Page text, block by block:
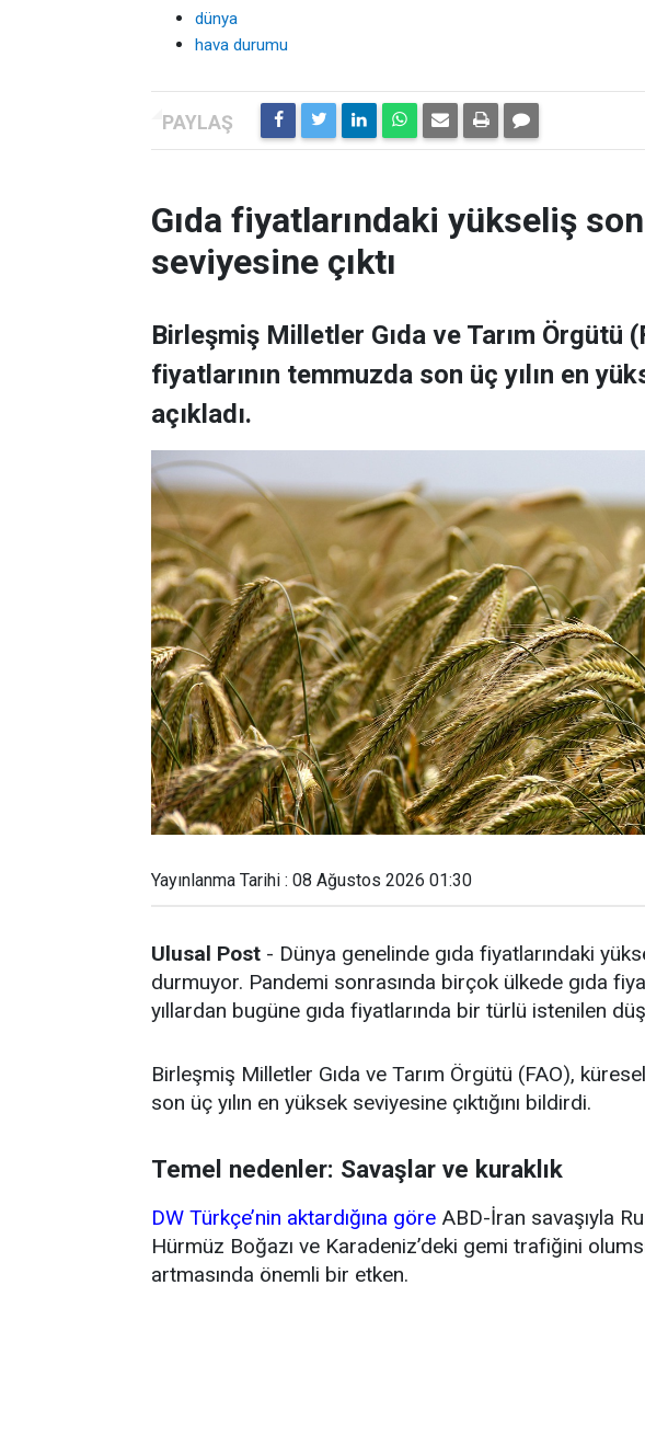
dünya
hava durumu
Gıda fiyatlarındaki yükseliş
seviyesine çıktı
Birleşmiş Milletler Gıda ve Tarım Örgütü
fiyatlarının temmuzda son üç yılın en
açıkladı.
Yayınlanma Tarihi : 08 Ağustos 2026 01:30
Ulusal Post - Dünya genelinde gıda fiyatlarındaki
durmuyor. Pandemi sonrasında birçok ülkede gıda
yıllardan bugüne gıda fiyatlarında bir türlü istenilen
Birleşmiş Milletler Gıda ve Tarım Örgütü (FAO),
son üç yılın en yüksek seviyesine çıktığını bildirdi.
Temel nedenler: Savaşlar ve kuraklık
DW Türkçe’nin aktardığına göre ABD-İran savaşıyla
Hürmüz Boğazı ve Karadeniz’deki gemi trafiğini
artmasında önemli bir etken.